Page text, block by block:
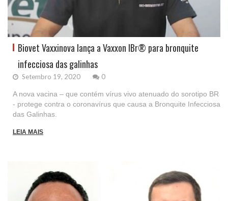
Biovet Vaxxinova lança a Vaxxon IBr® para bronquite
infecciosa das galinhas
Setembro 19, 2020 0
A nova vacina – que contém vírus vivo atenuado do sorotipo BR
- protege contra o coronavírus que causa a Bronquite Infecciosa
das Galinhas.
LEIA MAIS